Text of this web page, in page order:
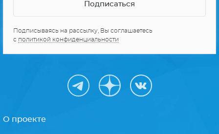
Подписываясь на рассылку, Вы соглашаетесь
с политикой конфиденциальности
О проекте